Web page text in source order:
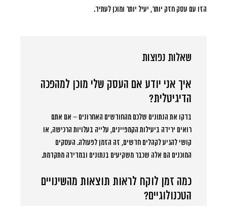
הזו עם עסק חזק יותר, יעיל יותר ומוכן לעתיד.
שאלות נפוצות
איך אני יודע אם העסק שלי מוכן למהפכה
הדיגיטלית?
בדקו את הנתונים שלכם מהחודשים האחרונים – אם אתם
רואים ירידה ביעילות הקמפיינים, עלייה בעלויות הרכישה, או
קושי להגיע לקהלים חדשים, זה הזמן לפעולה. העסקים
המוכנים הם אלה שכבר משקיעים בנתונים ובמדידה מתקדמת.
כמה זמן לוקח לראות תוצאות מהשינויים
הטכנולוגיים?